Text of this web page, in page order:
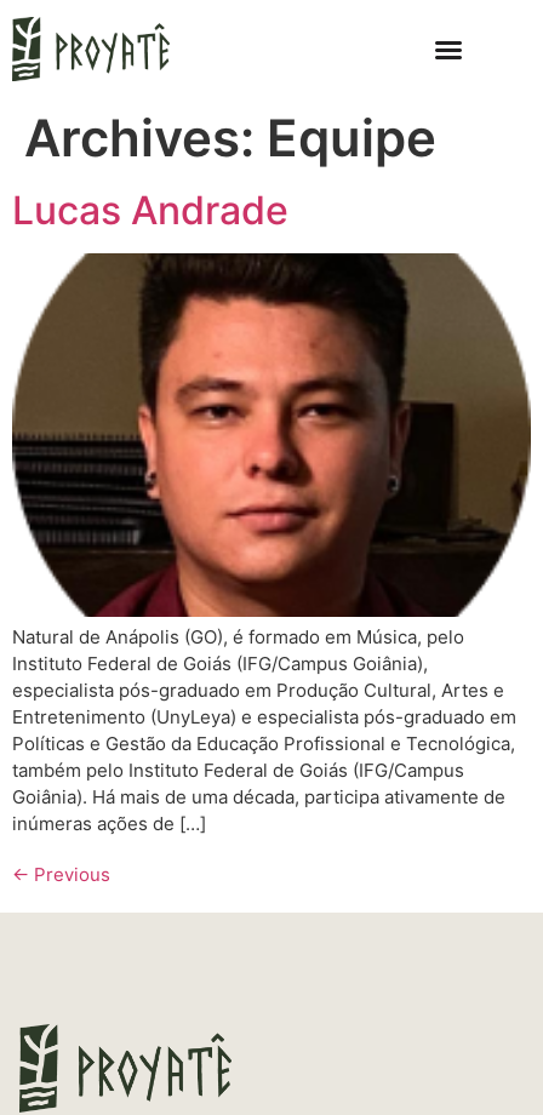
Archives: Equipe
Lucas Andrade
Natural de Anápolis (GO), é formado em Música, pelo
Instituto Federal de Goiás (IFG/Campus Goiânia),
especialista pós-graduado em Produção Cultural, Artes e
Entretenimento (UnyLeya) e especialista pós-graduado em
Políticas e Gestão da Educação Profissional e Tecnológica,
também pelo Instituto Federal de Goiás (IFG/Campus
Goiânia). Há mais de uma década, participa ativamente de
inúmeras ações de […]
← Previous